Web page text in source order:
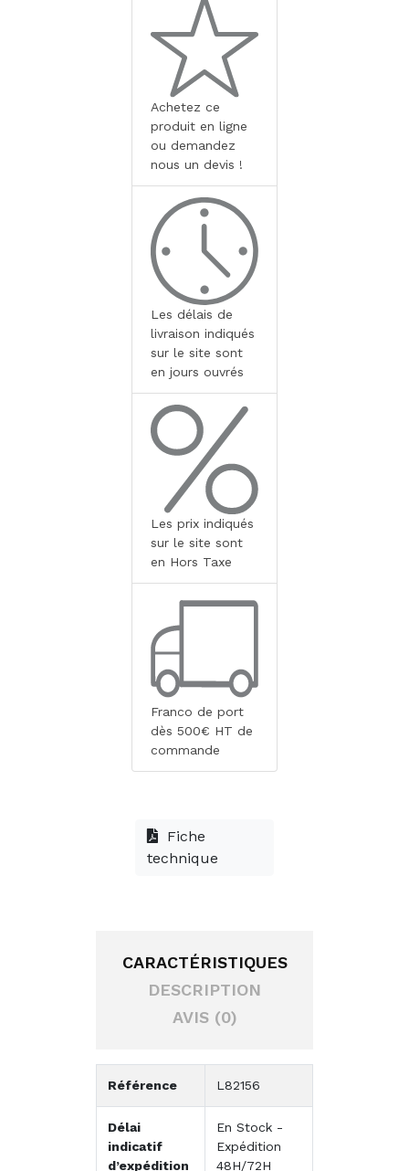
Achetez ce
produit en ligne
ou demandez
nous un devis !
Les délais de
livraison indiqués
sur le site sont
en jours ouvrés
Les prix indiqués
sur le site sont
en Hors Taxe
Franco de port
dès 500€ HT de
commande
Fiche
technique
CARACTÉRISTIQUES
DESCRIPTION
AVIS (0)
Référence L82156
Délai
indicatif
d’expédition
En Stock -
Expédition
48H/72H